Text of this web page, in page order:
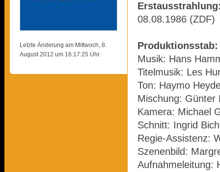
Letzte Änderung am Mittwoch, 8.
August 2012 um 16:17:25 Uhr.
08.08.1986 (ZDF)
Produktionsstab:
Musik: Hans
Titelmusik: Les
Ton: Haymo
Mischung: Günter
Kamera: Michael
Schnitt: Ingrid
Regie-Assistenz:
Szenenbild:
Aufnahmeleitung: